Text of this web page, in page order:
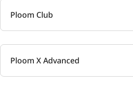
Ploom Club
Ploom X Advanced